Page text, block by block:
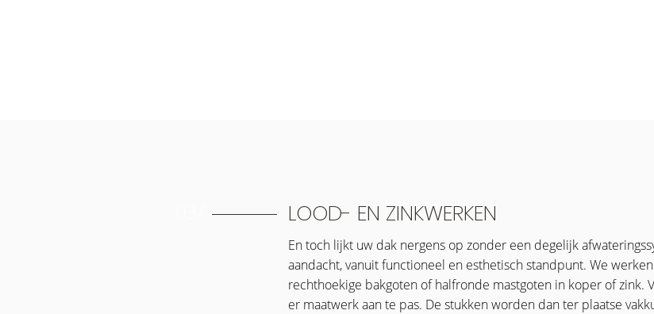
LOOD- EN ZINKWERKEN
En toch lijkt uw dak nergens op zonder een degelijk
aandacht, vanuit functioneel en esthetisch standpunt. We
rechthoekige bakgoten of halfronde mastgoten in koper of zink.
er maatwerk aan te pas. De stukken worden dan ter plaatse